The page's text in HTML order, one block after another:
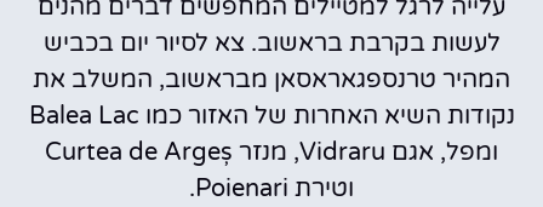
עלייה לרגל למטיילים המחפשים דברים מהנים
לעשות בקרבת בראשוב. צא לסיור יום בכביש
המהיר טרנספגאראסאן מבראשוב, המשלב את
נקודות השיא האחרות של האזור כמו Balea Lac
ומפל, אגם Vidraru, מנזר Curtea de Argeș
וטירת Poienari.